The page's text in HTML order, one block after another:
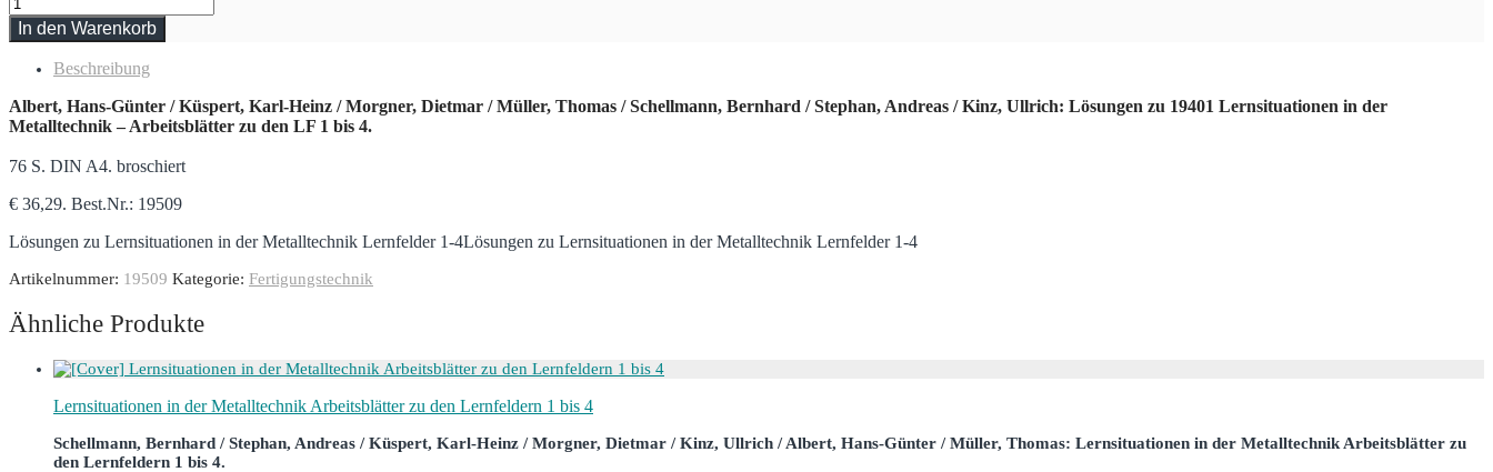
In den Warenkorb
Beschreibung
Albert, Hans-Günter / Küspert, Karl-Heinz / Morgner, Dietmar / Müller, Thomas / Schellmann, Bernhard / Stephan, Andreas / Kinz, Ullrich: Lösungen zu 19401 Lernsituationen in der
Metalltechnik – Arbeitsblätter zu den LF 1 bis 4.
76 S. DIN A4. broschiert
€ 36,29. Best.Nr.: 19509
Lösungen zu Lernsituationen in der Metalltechnik Lernfelder 1-4Lösungen zu Lernsituationen in der Metalltechnik Lernfelder 1-4
Artikelnummer: 19509 Kategorie: Fertigungstechnik
Ähnliche Produkte
Lernsituationen in der Metalltechnik Arbeitsblätter zu den Lernfeldern 1 bis 4
Schellmann, Bernhard / Stephan, Andreas / Küspert, Karl-Heinz / Morgner, Dietmar / Kinz, Ullrich / Albert, Hans-Günter / Müller, Thomas: Lernsituationen in der Metalltechnik Arbeitsblätter zu
den Lernfeldern 1 bis 4.